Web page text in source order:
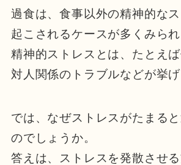
過食は、食事以外の精神的な
起こされるケースが多くみられ
精神的ストレスとは、たとえば
対人関係のトラブルなどが挙げ
では、なぜストレスがたまる
のでしょうか。
答えは、ストレスを発散させ